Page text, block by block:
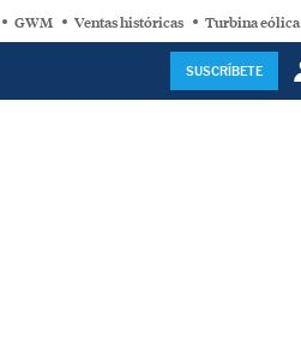
GWM Ventas históricas Turbina eólica
SUSCRÍBETE